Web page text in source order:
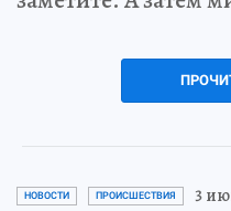
НОВОСТИ ПРОИСШЕСТВИЯ 3